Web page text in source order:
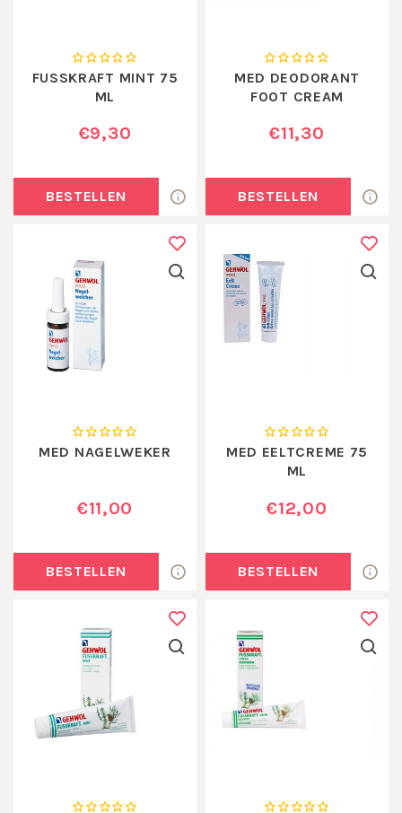
FUSSKRAFT MINT 75
ML
€9,30
BESTELLEN
MED DEODORANT
FOOT CREAM
€11,30
BESTELLEN
MED NAGELWEKER
€11,00
BESTELLEN
MED EELTCREME 75
ML
€12,00
BESTELLEN